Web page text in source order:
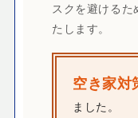
スクを避けるた
たします。
空き家対
ました。